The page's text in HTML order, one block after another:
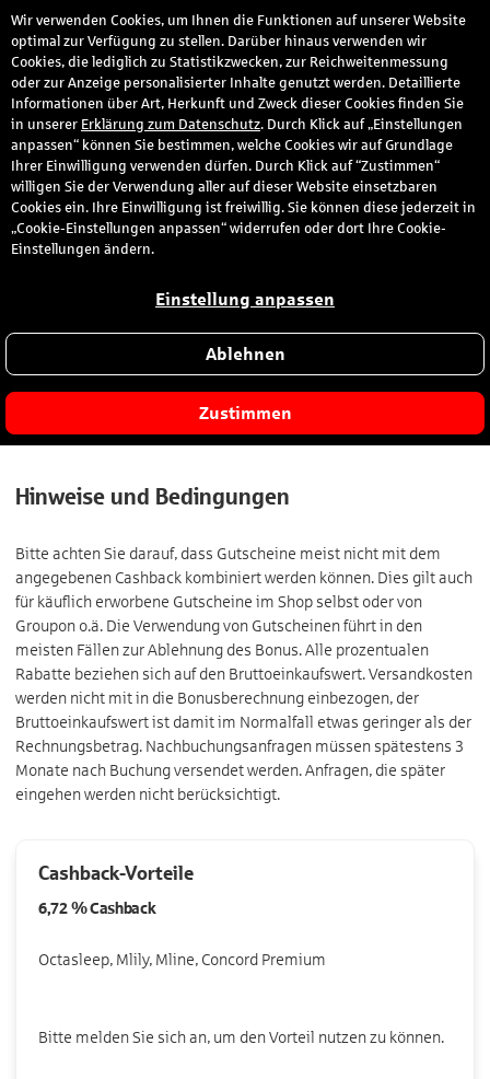
Matratzen Concord
Haus & Garten
Beschreibung
Hier wird Schlafen zum Erlebnis! Matratzen Concord bietet alles,
über Kissen bis hin zu kuscheligen Bettdecken – wer hier
Hochwertige Produkte zu fairen Preisen warten darauf, von Ihnen
Hinweise und Bedingungen
Bitte achten Sie darauf, dass Gutscheine meist nicht mit dem
angegebenen Cashback kombiniert werden können. Dies gilt auch
für käuflich erworbene Gutscheine im Shop selbst oder von
Groupon o.ä. Die Verwendung von Gutscheinen führt in den
meisten Fällen zur Ablehnung des Bonus. Alle prozentualen
Rabatte beziehen sich auf den Bruttoeinkaufswert. Versandkosten
werden nicht mit in die Bonusberechnung einbezogen, der
Bruttoeinkaufswert ist damit im Normalfall etwas geringer als der
Rechnungsbetrag. Nachbuchungsanfragen müssen spätestens 3
Monate nach Buchung versendet werden. Anfragen, die später
eingehen werden nicht berücksichtigt.
Cashback-Vorteile
6,72 %Cashback
Octasleep, Mlily, Mline, Concord Premium
Bitte melden Sie sich an, um den Vorteil nutzen zu können.
Wir verwenden Cookies, um Ihnen die Funktionen auf unserer Website
optimal zur Verfügung zu stellen. Darüber hinaus verwenden wir
Cookies, die lediglich zu Statistikzwecken, zur Reichweitenmessung
oder zur Anzeige personalisierter Inhalte genutzt werden. Detaillierte
Informationen über Art, Herkunft und Zweck dieser Cookies finden Sie
in unserer Erklärung zum Datenschutz. Durch Klick auf „Einstellungen
anpassen“ können Sie bestimmen, welche Cookies wir auf Grundlage
Ihrer Einwilligung verwenden dürfen. Durch Klick auf “Zustimmen“
willigen Sie der Verwendung aller auf dieser Website einsetzbaren
Cookies ein. Ihre Einwilligung ist freiwillig. Sie können diese jederzeit in
„Cookie-Einstellungen anpassen“ widerrufen oder dort Ihre Cookie-
Einstellungen ändern.
Einstellung anpassen
Ablehnen
Zustimmen